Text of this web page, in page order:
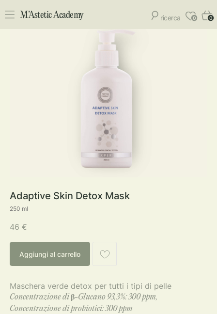
M’Astetic Academy ricerca 0
0
Adaptive Skin Detox Mask
250 ml
46 €
Aggiungi al carrello
Maschera verde detox per tutti i tipi di pelle
Concentrazione di β-Glucano 93,3%: 300 ppm,
Concentrazione di probiotici: 300 ppm